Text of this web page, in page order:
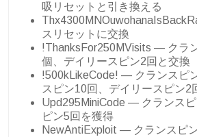
吸リセットと引き換える
スリセットに交換
!ThanksFor250MVisits — クラ
個、デイリースピン2回と交換
!500kLikeCode! — クランスピ
スピン10回、デイリースピン2
Upd295MiniCode — クランス
ピン5回を獲得
NewAntiExploit — クランスピ